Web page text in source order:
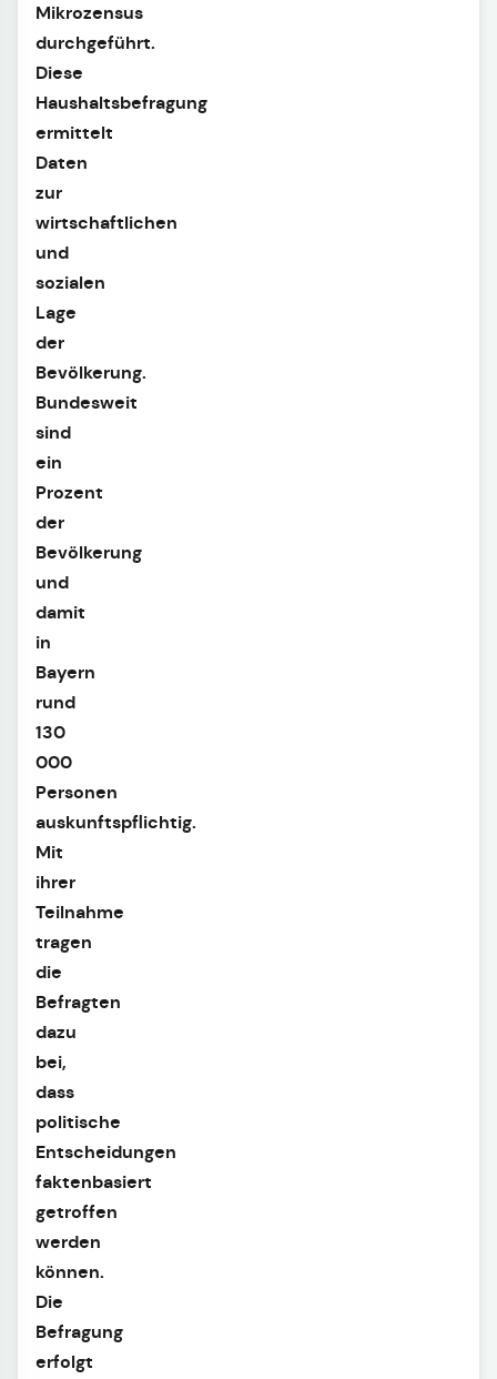
Mikrozensus
durchgeführt.
Diese
Haushaltsbefragung
ermittelt
Daten
zur
wirtschaftlichen
und
sozialen
Lage
der
Bevölkerung.
Bundesweit
sind
ein
Prozent
der
Bevölkerung
und
damit
in
Bayern
rund
130
000
Personen
auskunftspflichtig.
Mit
ihrer
Teilnahme
tragen
die
Befragten
dazu
bei,
dass
politische
Entscheidungen
faktenbasiert
getroffen
werden
können.
Die
Befragung
erfolgt